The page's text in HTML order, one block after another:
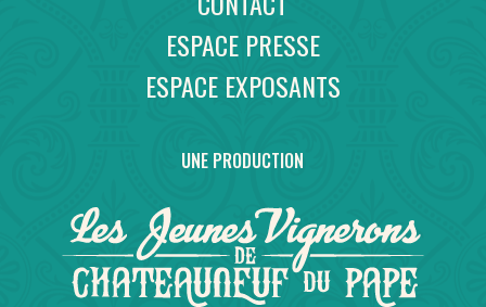
ESPACE PRESSE
ESPACE EXPOSANTS
UNE PRODUCTION